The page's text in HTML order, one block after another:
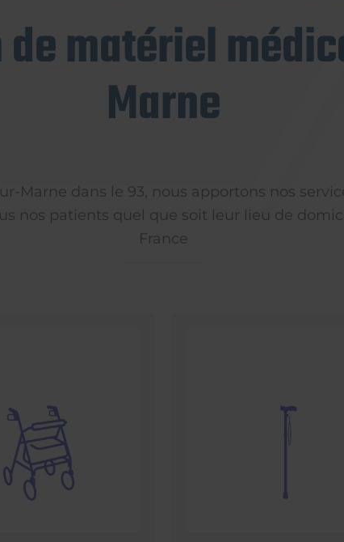
matériel
Marne
Marne dans le 93, nous apportons nos
nos patients quel que soit leur lieu de
France